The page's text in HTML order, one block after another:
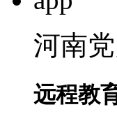
河南
远程教